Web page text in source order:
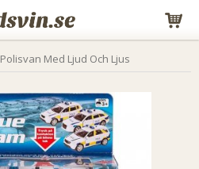
Polisvan Med Ljud Och Ljus